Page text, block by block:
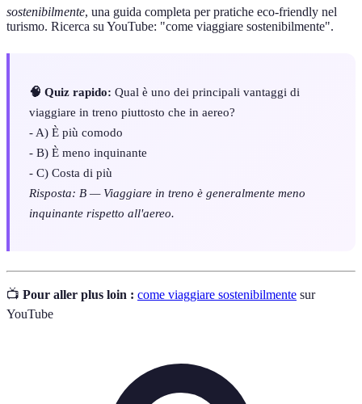
sostenibilmente, una guida completa per pratiche eco-friendly nel
turismo. Ricerca su YouTube: "come viaggiare sostenibilmente".
🧠 Quiz rapido: Qual è uno dei principali vantaggi di
viaggiare in treno piuttosto che in aereo?
- A) È più comodo
- B) È meno inquinante
- C) Costa di più
Risposta: B — Viaggiare in treno è generalmente meno
inquinante rispetto all'aereo.
📺 Pour aller plus loin : come viaggiare sostenibilmente sur
YouTube